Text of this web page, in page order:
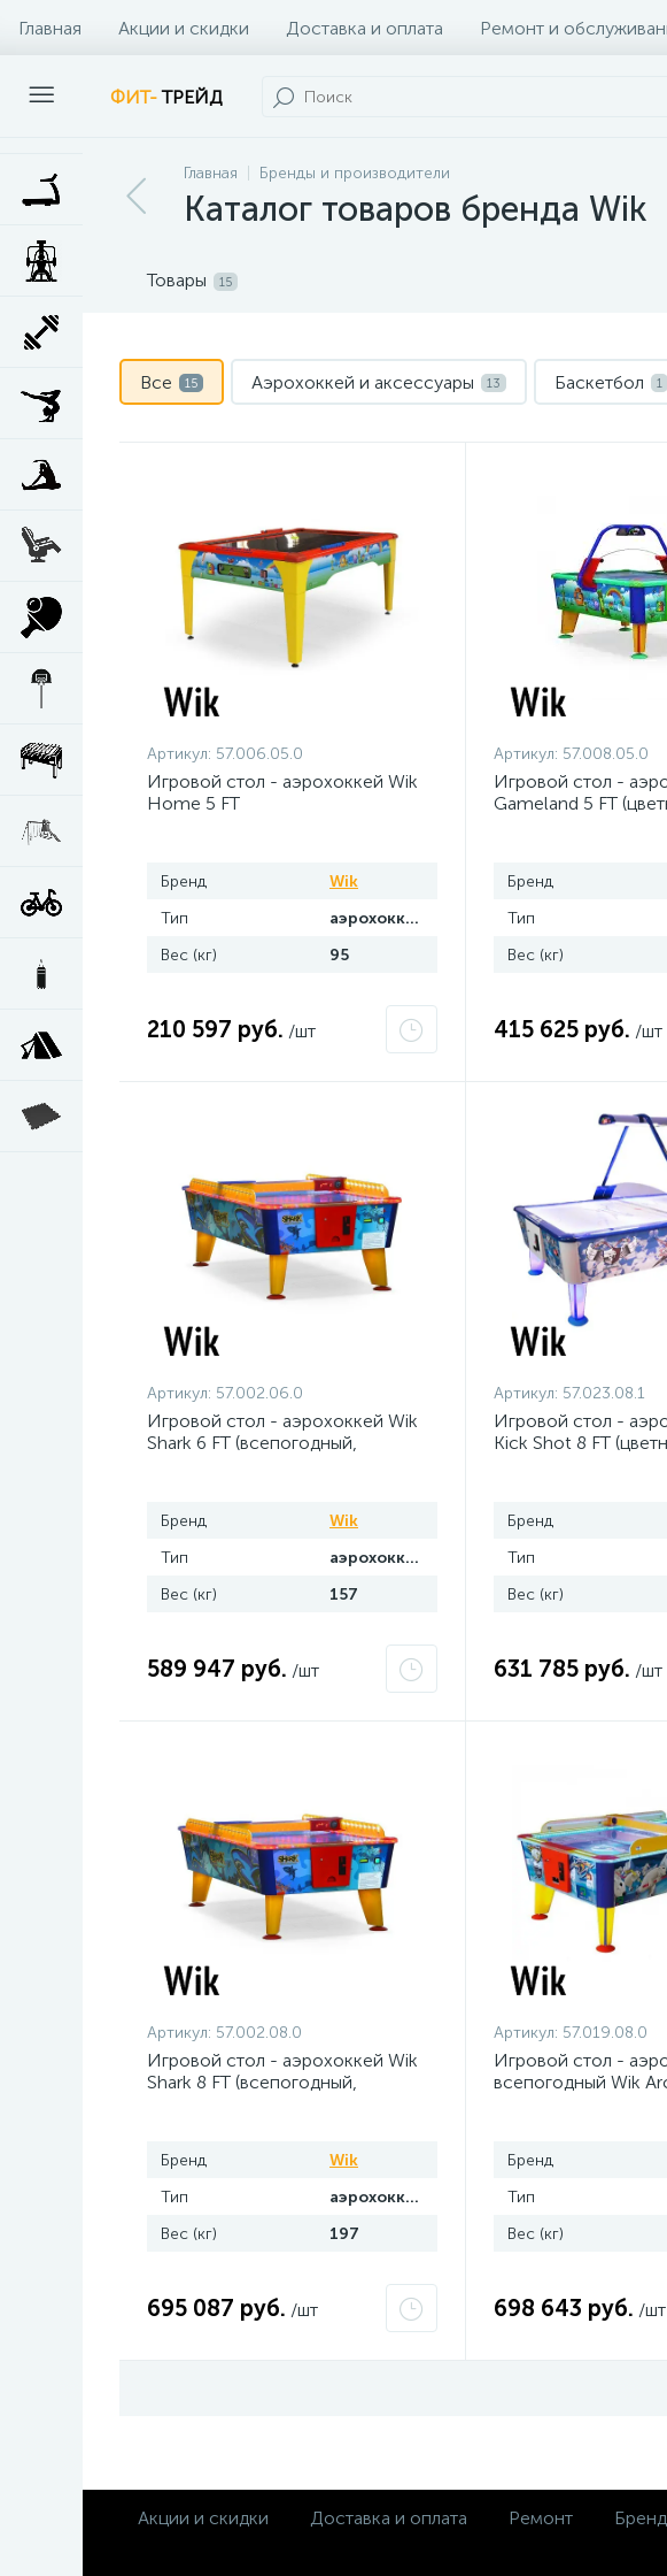
Главная Акции и скидки Доставка и оплата Ремонт и
Наши клиенты Контакты
ФИТ-ТРЕЙД
Главная Бренды и производители
Каталог товаров бренда Wik
Товары 15
Все 15 Аэрохоккей и аксессуары 13 Баскетбол 1
Артикул: 57.006.05.0
Игровой стол - аэрохоккей Wik
Home 5 FT
Бренд
Wik
Тип
аэрохоккей
Вес (кг)
95
210 597 руб. /шт
Артикул: 57.008.05.0
Игровой стол -
Gameland 5 FT
Бренд
Тип
Вес (кг)
415 625 руб. /шт
Артикул: 57.002.06.0
Игровой стол - аэрохоккей Wik
Shark 6 FT (всепогодный,
Бренд
Wik
Тип
аэрохоккей
Вес (кг)
157
589 947 руб. /шт
Артикул: 57.023.08.1
Игровой стол -
Kick Shot 8 FT
Бренд
Тип
Вес (кг)
631 785 руб. /шт
Артикул: 57.002.08.0
Игровой стол - аэрохоккей Wik
Shark 8 FT (всепогодный,
Бренд
Wik
Тип
аэрохоккей
Вес (кг)
197
695 087 руб. /шт
Артикул: 57.019.08.0
Игровой стол -
всепогодный Wik
Бренд
Тип
Вес (кг)
698 643 руб. /шт
Акции и скидки Доставка и оплата Ремонт